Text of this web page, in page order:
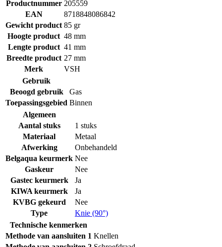
Productnummer 205559
EAN
8718848086842
Gewicht product 85 gr
Hoogte product 48 mm
Lengte product 41 mm
Breedte product 27 mm
Merk
VSH
Gebruik
Beoogd gebruik
Gas
Toepassingsgebied Binnen
Algemeen
Aantal stuks
1 stuks
Materiaal
Metaal
Afwerking
Onbehandeld
Belgaqua keurmerk Nee
Gaskeur
Nee
Gastec keurmerk
Ja
KIWA keurmerk
Ja
KVBG gekeurd
Nee
Type
Knie (90°)
Technische kenmerken
Methode van aansluiten 1 Knellen